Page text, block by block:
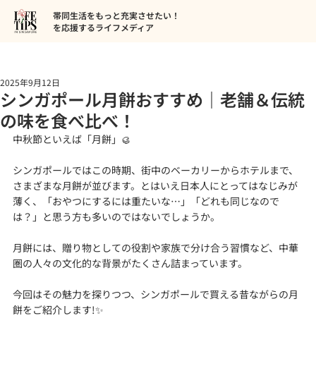
帯同生活をもっと充実させたい！
を応援するライフメディア
シンガポール月餅おすすめ｜老舗＆伝統
の味を食べ比べ！
2025年9月12日
中秋節といえば「月餅」🥮
シンガポールではこの時期、街中のベーカリーからホテルまで、
さまざまな月餅が並びます。とはいえ日本人にとってはなじみが
薄く、「おやつにするには重たいな…」「どれも同じなので
は？」と思う方も多いのではないでしょうか。
月餅には、贈り物としての役割や家族で分け合う習慣など、中華
圏の人々の文化的な背景がたくさん詰まっています。
今回はその魅力を探りつつ、シンガポールで買える昔ながらの月
餅をご紹介します!✨